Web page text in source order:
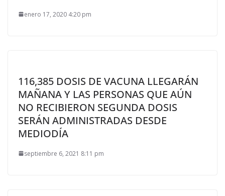
enero 17, 2020 4:20 pm
116,385 DOSIS DE VACUNA LLEGARÁN
MAÑANA Y LAS PERSONAS QUE AÚN
NO RECIBIERON SEGUNDA DOSIS
SERÁN ADMINISTRADAS DESDE
MEDIODÍA
septiembre 6, 2021 8:11 pm